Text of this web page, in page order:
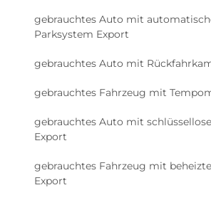
gebrauchtes Auto mit
Parksystem Export
gebrauchtes Auto mit
gebrauchtes Fahrzeug mit
gebrauchtes Auto mit
Export
gebrauchtes Fahrzeug mit
Export